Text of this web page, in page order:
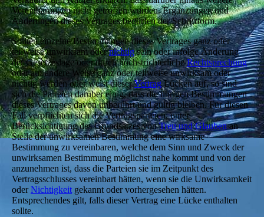
Vereinbarungen nicht getroffen wurden. Ergänzungen und
Änderungen dieses Vertrages bedürfen der Schriftform.
Sollten einzelne Bestimmungen dieses Vertrages ganz oder
teilweise unwirksam odernichtigsein oder infolge Änderung
der Gesetzeslage oder durch höchstrichterlicheRechtsprechung
oder auf andere Weise ganz oder teilweise unwirksam oder
nichtig werden oder weist dieserVertragLücken auf, so sind
sich die Parteien darüber einig, dass die übri­gen Bestimmungen
dieses Vertrages davon unberührt und gültig bleiben. Für diesen
Fall verpflichten sich die Vertragsparteien, unter
Berücksichtigung des Grundsatzes vonTreu und Glaubenan
Stelle der unwirksamen Bestimmung eine wirksame
Bestimmung zu vereinbaren, welche dem Sinn und Zweck der
unwirksamen Bestimmung möglichst nahe kommt und von der
anzunehmen ist, dass die Parteien sie im Zeitpunkt des
Vertragsschlusses vereinbart hätten, wenn sie die Unwirksamkeit
oderNichtigkeit gekannt oder vorhergesehen hätten.
Entsprechendes gilt, falls dieser Vertrag eine Lücke enthalten
sollte.